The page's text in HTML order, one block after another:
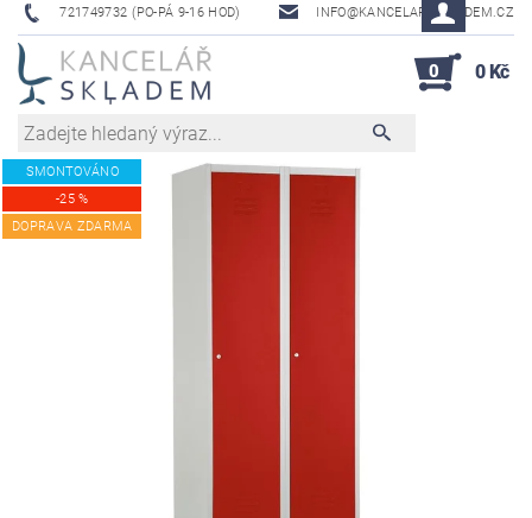
721749732 (PO-PÁ 9-16 HOD) INFO@KANCELAR-SKLADEM.CZ
0 0 Kč
SMONTOVÁNO
-25 %
DOPRAVA ZDARMA